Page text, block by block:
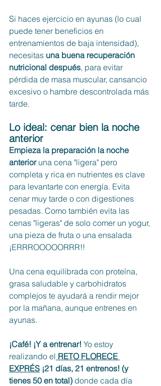
Si haces ejercicio en ayunas (lo cual
puede tener beneficios en
entrenamientos de baja intensidad),
necesitas una buena recuperación
nutricional después, para evitar
pérdida de masa muscular, cansancio
excesivo o hambre descontrolada más
tarde.
Lo ideal: cenar bien la noche
anterior
Empieza la preparación la noche
anterior una cena "ligera" pero
completa y rica en nutrientes es clave
para levantarte con energía. Evita
cenar muy tarde o con digestiones
pesadas. Como también evita las
cenas "ligeras" de solo comer un yogur,
una pieza de fruta o una ensalada
¡ERRROOOOORRR!!
Una cena equilibrada con proteína,
grasa saludable y carbohidratos
complejos te ayudará a rendir mejor
por la mañana, aunque entrenes en
ayunas.
¡Café! ¡Y a entrenar! Yo estoy
realizando el RETO FLORECE
EXPRÉS ¡21 días, 21 entrenos! (y
tienes 50 en total) donde cada día